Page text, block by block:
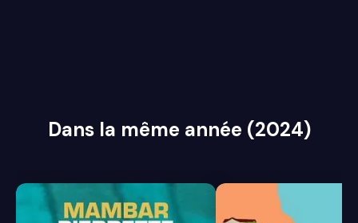
Dans la même année (2024)